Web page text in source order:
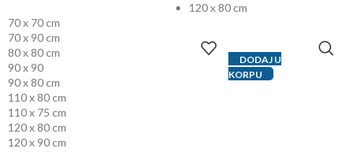
70 x 70 cm
70 x 90 cm
80 x 80 cm
90 x 90
90 x 80 cm
110 x 80 cm
110 x 75 cm
120 x 80 cm
120 x 90 cm
120 x 80 cm
DODAJ U
KORPU